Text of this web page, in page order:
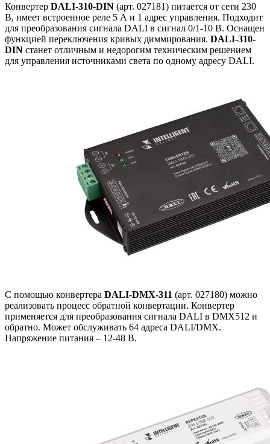
Конвертер DALI-310-DIN (арт. 027181) питается от сети 230
В, имеет встроенное реле 5 А и 1 адрес управления. Подходит
для преобразования сигнала DALI в сигнал 0/1-10 В. Оснащен
функцией переключения кривых диммирования. DALI-310-
DIN станет отличным и недорогим техническим решением
для управления источниками света по одному адресу DALI.
С помощью конвертера DALI-DMX-311 (арт. 027180) можно
реализовать процесс обратной конвертации. Конвертер
применяется для преобразования сигнала DALI в DMX512 и
обратно. Может обслуживать 64 адреса DALI/DMX.
Напряжение питания – 12-48 В.